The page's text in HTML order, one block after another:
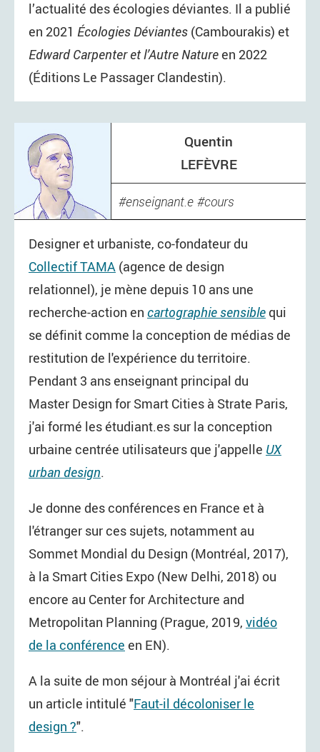
l’actualité des écologies déviantes. Il a publié
en 2021 Écologies Déviantes (Cambourakis) et
Edward Carpenter et l’Autre Nature en 2022
(Éditions Le Passager Clandestin).
Quentin
LEFÈVRE
enseignant.e cours
Designer et urbaniste, co-fondateur du
Collectif TAMA (agence de design
relationnel), je mène depuis 10 ans une
recherche-action en cartographie sensible qui
se définit comme la conception de médias de
restitution de l'expérience du territoire.
Pendant 3 ans enseignant principal du
Master Design for Smart Cities à Strate Paris,
j'ai formé les étudiant.es sur la conception
urbaine centrée utilisateurs que j'appelle UX
urban design.
Je donne des conférences en France et à
l'étranger sur ces sujets, notamment au
Sommet Mondial du Design (Montréal, 2017),
à la Smart Cities Expo (New Delhi, 2018) ou
encore au Center for Architecture and
Metropolitan Planning (Prague, 2019, vidéo
de la conférence en EN).
A la suite de mon séjour à Montréal j'ai écrit
un article intitulé "Faut-il décoloniser le
design ?".